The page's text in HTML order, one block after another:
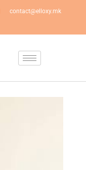
contact@elloxy.mk